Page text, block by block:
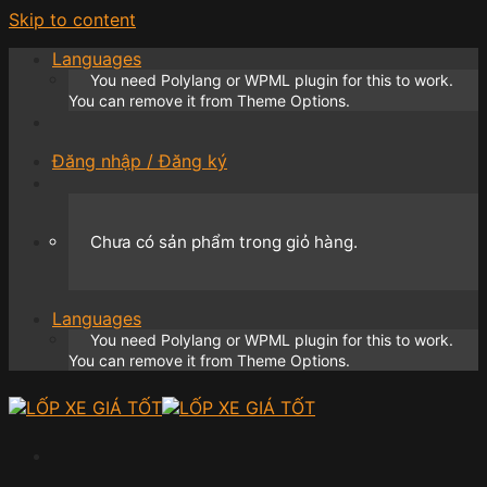
Skip to content
Languages
You need Polylang or WPML plugin for this to work.
You can remove it from Theme Options.
Đăng nhập / Đăng ký
Chưa có sản phẩm trong giỏ hàng.
Languages
You need Polylang or WPML plugin for this to work.
You can remove it from Theme Options.